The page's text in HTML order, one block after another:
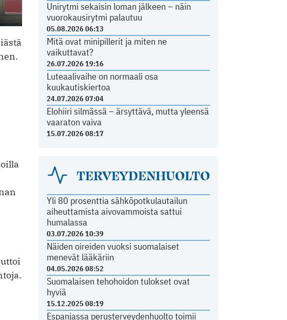
Unirytmi sekaisin loman jälkeen – näin
vuorokausirytmi palautuu
05.08.2026 06:13
Mitä ovat minipillerit ja miten ne
vaikuttavat?
26.07.2026 19:16
Luteaalivaihe on normaali osa
kuukautiskiertoa
24.07.2026 07:04
Elohiiri silmässä – ärsyttävä, mutta yleensä
vaaraton vaiva
15.07.2026 08:17
TERVEYDENHUOLTO
Yli 80 prosenttia sähköpotkulautailun
aiheuttamista aivovammoista sattui
humalassa
03.07.2026 10:39
Näiden oireiden vuoksi suomalaiset
menevät lääkäriin
04.05.2026 08:52
Suomalaisen tehohoidon tulokset ovat
hyviä
15.12.2025 08:19
Espanjassa perusterveydenhuolto toimii